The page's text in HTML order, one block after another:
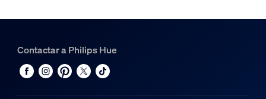
Contactar a Philips Hue